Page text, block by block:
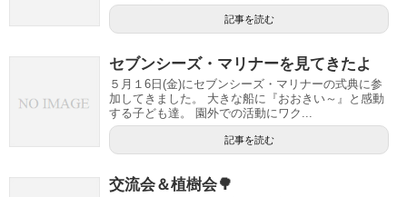
記事を読む
セブンシーズ・マリナーを見てきたよ
５月１6日(金)にセブンシーズ・マリナーの式典に参
加してきました。 大きな船に『おおきい～』と感動
する子ども達。 園外での活動にワク...
記事を読む
交流会＆植樹会🌳